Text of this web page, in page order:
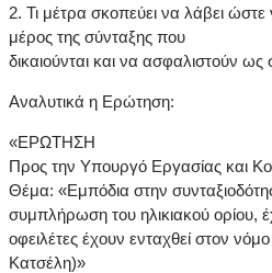
2. Τι μέτρα σκοπεύει να λάβει
μέρος της σύνταξης που
δικαιούνται και να ασφαλιστούν ως
Αναλυτικά η Ερώτηση:
«ΕΡΩΤΗΣΗ
Προς την Υπουργό Εργασίας και
Θέμα: «Εμπόδια στην
συμπλήρωση του ηλικιακού ορίου,
οφειλέτες έχουν ενταχθεί στον
Κατσέλη)»